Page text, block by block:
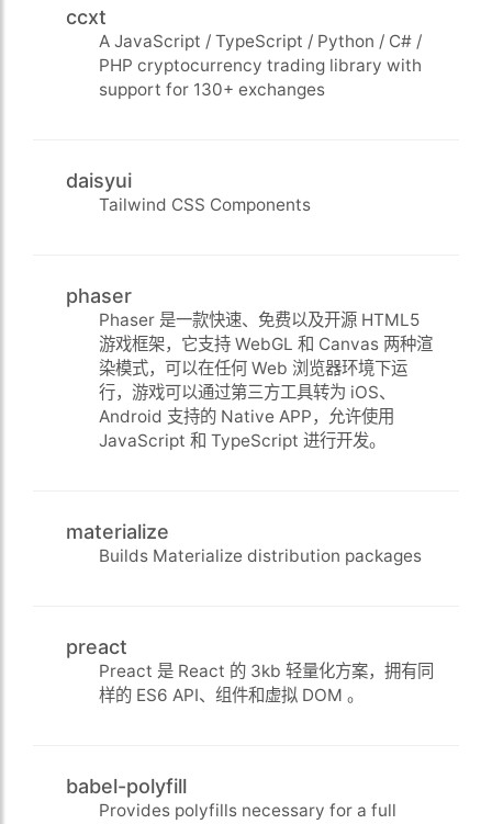
ccxt
A JavaScript / TypeScript / Python / C# /
PHP cryptocurrency trading library with
support for 130+ exchanges
daisyui
Tailwind CSS Components
phaser
Phaser 是一款快速、免费以及开源 HTML5
游戏框架，它支持 WebGL 和 Canvas 两种渲
染模式，可以在任何 Web 浏览器环境下运
行，游戏可以通过第三方工具转为 iOS、
Android 支持的 Native APP，允许使用
JavaScript 和 TypeScript 进行开发。
materialize
Builds Materialize distribution packages
preact
Preact 是 React 的 3kb 轻量化方案，拥有同
样的 ES6 API、组件和虚拟 DOM 。
babel-polyfill
Provides polyfills necessary for a full